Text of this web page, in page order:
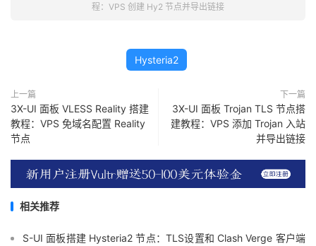
程：VPS 创建 Hy2 节点并导出链接
Hysteria2
上一篇
3X-UI 面板 VLESS Reality 搭建
教程：VPS 免域名配置 Reality
节点
下一篇
3X-UI 面板 Trojan TLS 节点搭
建教程：VPS 添加 Trojan 入站
并导出链接
相关推荐
S-UI 面板搭建 Hysteria2 节点：TLS设置和 Clash Verge 客户端